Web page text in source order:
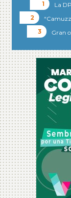
La
Gran